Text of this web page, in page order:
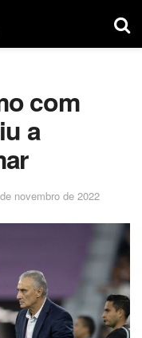
com
a
novembro de 2022